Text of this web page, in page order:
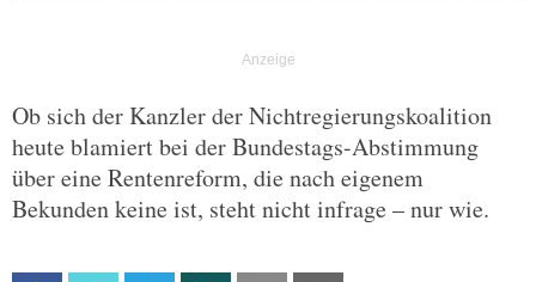
Ob sich der Kanzler der Nichtregierungskoalition
heute blamiert bei der Bundestags-Abstimmung
über eine Rentenreform, die nach eigenem
Bekunden keine ist, steht nicht infrage – nur wie.